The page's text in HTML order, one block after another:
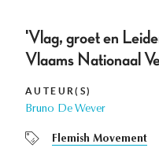
'Vlag, groet en
Vlaams Nationaal
AUTEUR(S)
Bruno De Wever
Flemish Movement